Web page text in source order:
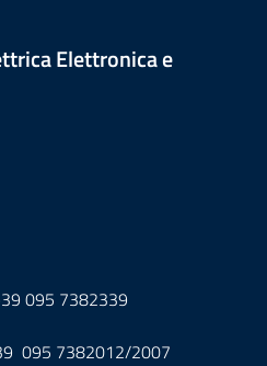
Elettronica e
095 7382339
095 7382012/2007